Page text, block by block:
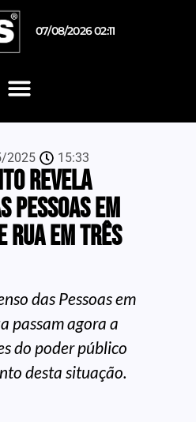
07/08/2026 02:11
2025 15:33
revela
pessoas em
rua em Três
das Pessoas em
passam agora a
do poder público
desta situação.